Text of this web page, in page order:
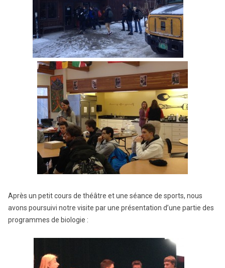
Après un petit cours de théâtre et une séance de sports, nous
avons poursuivi notre visite par une présentation d’une partie des
programmes de biologie :